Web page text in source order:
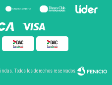
Todos los derechos reservados.